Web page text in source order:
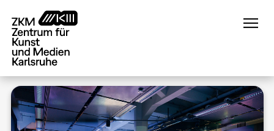
zum
Inhalt